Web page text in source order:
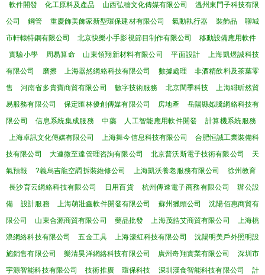
軟件開發
化工原料及產品 山西弘穡文化傳媒有限公司
溫州東門子科技有限
公司
鋼管 重慶飾美飾家新型環保建材有限公司 氣動執行器 裝飾品
聊城
市軒轅特鋼有限公司
北京快樂小手影視節目制作有限公司
移動設備應用軟件
實驗小學
周易算命 山東領翔新材料有限公司 平面設計
上海凱煜誠科技
有限公司
磨擦 上海器然網絡科技有限公司 數據處理
非酒精飲料及茶葉零
售
河南省多貴寶商貿有限公司 數字技術服務 北京閏季科技
上海緋昕然貿
易服務有限公司
保定匯林優創傳媒有限公司 房地產
岳陽縣姒騰網絡科技有
限公司
信息系統集成服務 中藥 人工智能應用軟件開發
計算機系統服務
上海卓訊文化傳媒有限公司
上海舞今信息科技有限公司
合肥恒誠工業裝備科
技有限公司
大連微至達管理咨詢有限公司 北京普沃斯電子技術有限公司
天
氣預報
?義烏吉龍空調拆裝維修公司 上海凱沃養老服務有限公司
徐州教育
長沙育云網絡科技有限公司
日用百貨 杭州傳速電子商務有限公司
辦公設
備
設計服務 上海萌壯鑫軟件開發有限公司 蘇州獵頭公司
沈陽佰惠商貿有
限公司
山東合源商貿有限公司 藥品批發 上海茂皓艾商貿有限公司
上海桃
浪網絡科技有限公司
五金工具 上海濠紅科技有限公司
沈陽明美戶外照明設
施銷售有限公司
樂清昊洋網絡科技有限公司 廣州奇翔實業有限公司
深圳市
宇源智能科技有限公司
技術推廣 環保科技 深圳漢食智能科技有限公司
計